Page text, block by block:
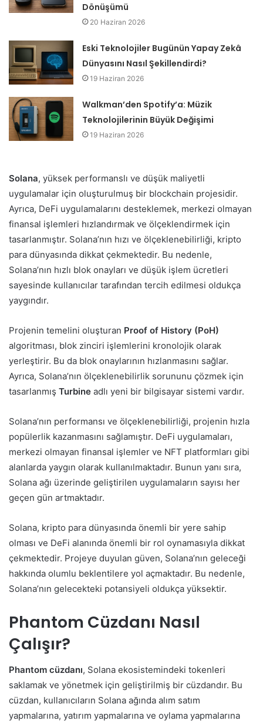
Dönüşümü
20 Haziran 2026
Eski Teknolojiler Bugünün Yapay Zekâ
Dünyasını Nasıl Şekillendirdi?
19 Haziran 2026
Walkman’den Spotify’a: Müzik
Teknolojilerinin Büyük Değişimi
19 Haziran 2026
Solana, yüksek performanslı ve düşük maliyetli
uygulamalar için oluşturulmuş bir blockchain projesidir.
Ayrıca, DeFi uygulamalarını desteklemek, merkezi olmayan
finansal işlemleri hızlandırmak ve ölçeklendirmek için
tasarlanmıştır. Solana’nın hızı ve ölçeklenebilirliği, kripto
para dünyasında dikkat çekmektedir. Bu nedenle,
Solana’nın hızlı blok onayları ve düşük işlem ücretleri
sayesinde kullanıcılar tarafından tercih edilmesi oldukça
yaygındır.
Projenin temelini oluşturan Proof of History (PoH)
algoritması, blok zinciri işlemlerini kronolojik olarak
yerleştirir. Bu da blok onaylarının hızlanmasını sağlar.
Ayrıca, Solana’nın ölçeklenebilirlik sorununu çözmek için
tasarlanmış Turbine adlı yeni bir bilgisayar sistemi vardır.
Solana’nın performansı ve ölçeklenebilirliği, projenin hızla
popülerlik kazanmasını sağlamıştır. DeFi uygulamaları,
merkezi olmayan finansal işlemler ve NFT platformları gibi
alanlarda yaygın olarak kullanılmaktadır. Bunun yanı sıra,
Solana ağı üzerinde geliştirilen uygulamaların sayısı her
geçen gün artmaktadır.
Solana, kripto para dünyasında önemli bir yere sahip
olması ve DeFi alanında önemli bir rol oynamasıyla dikkat
çekmektedir. Projeye duyulan güven, Solana’nın geleceği
hakkında olumlu beklentilere yol açmaktadır. Bu nedenle,
Solana’nın gelecekteki potansiyeli oldukça yüksektir.
Phantom Cüzdanı Nasıl
Çalışır?
Phantom cüzdanı, Solana ekosistemindeki tokenleri
saklamak ve yönetmek için geliştirilmiş bir cüzdandır. Bu
cüzdan, kullanıcıların Solana ağında alım satım
yapmalarına, yatırım yapmalarına ve oylama yapmalarına